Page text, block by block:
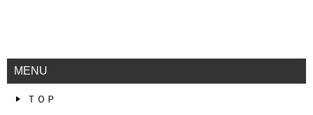
MENU
ＴＯＰ